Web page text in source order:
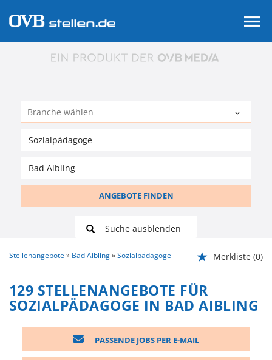
ANGEBOTE FINDEN
Suche ausblenden
Stellenangebote Bad Aibling Sozialpädagoge Merkliste (0)
129 STELLENANGEBOTE FÜR
SOZIALPÄDAGOGE IN BAD AIBLING
PASSENDE JOBS PER E-MAIL